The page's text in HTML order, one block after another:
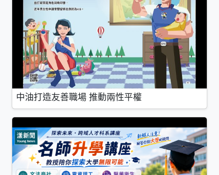
中油打造友善職場 推動兩性平權